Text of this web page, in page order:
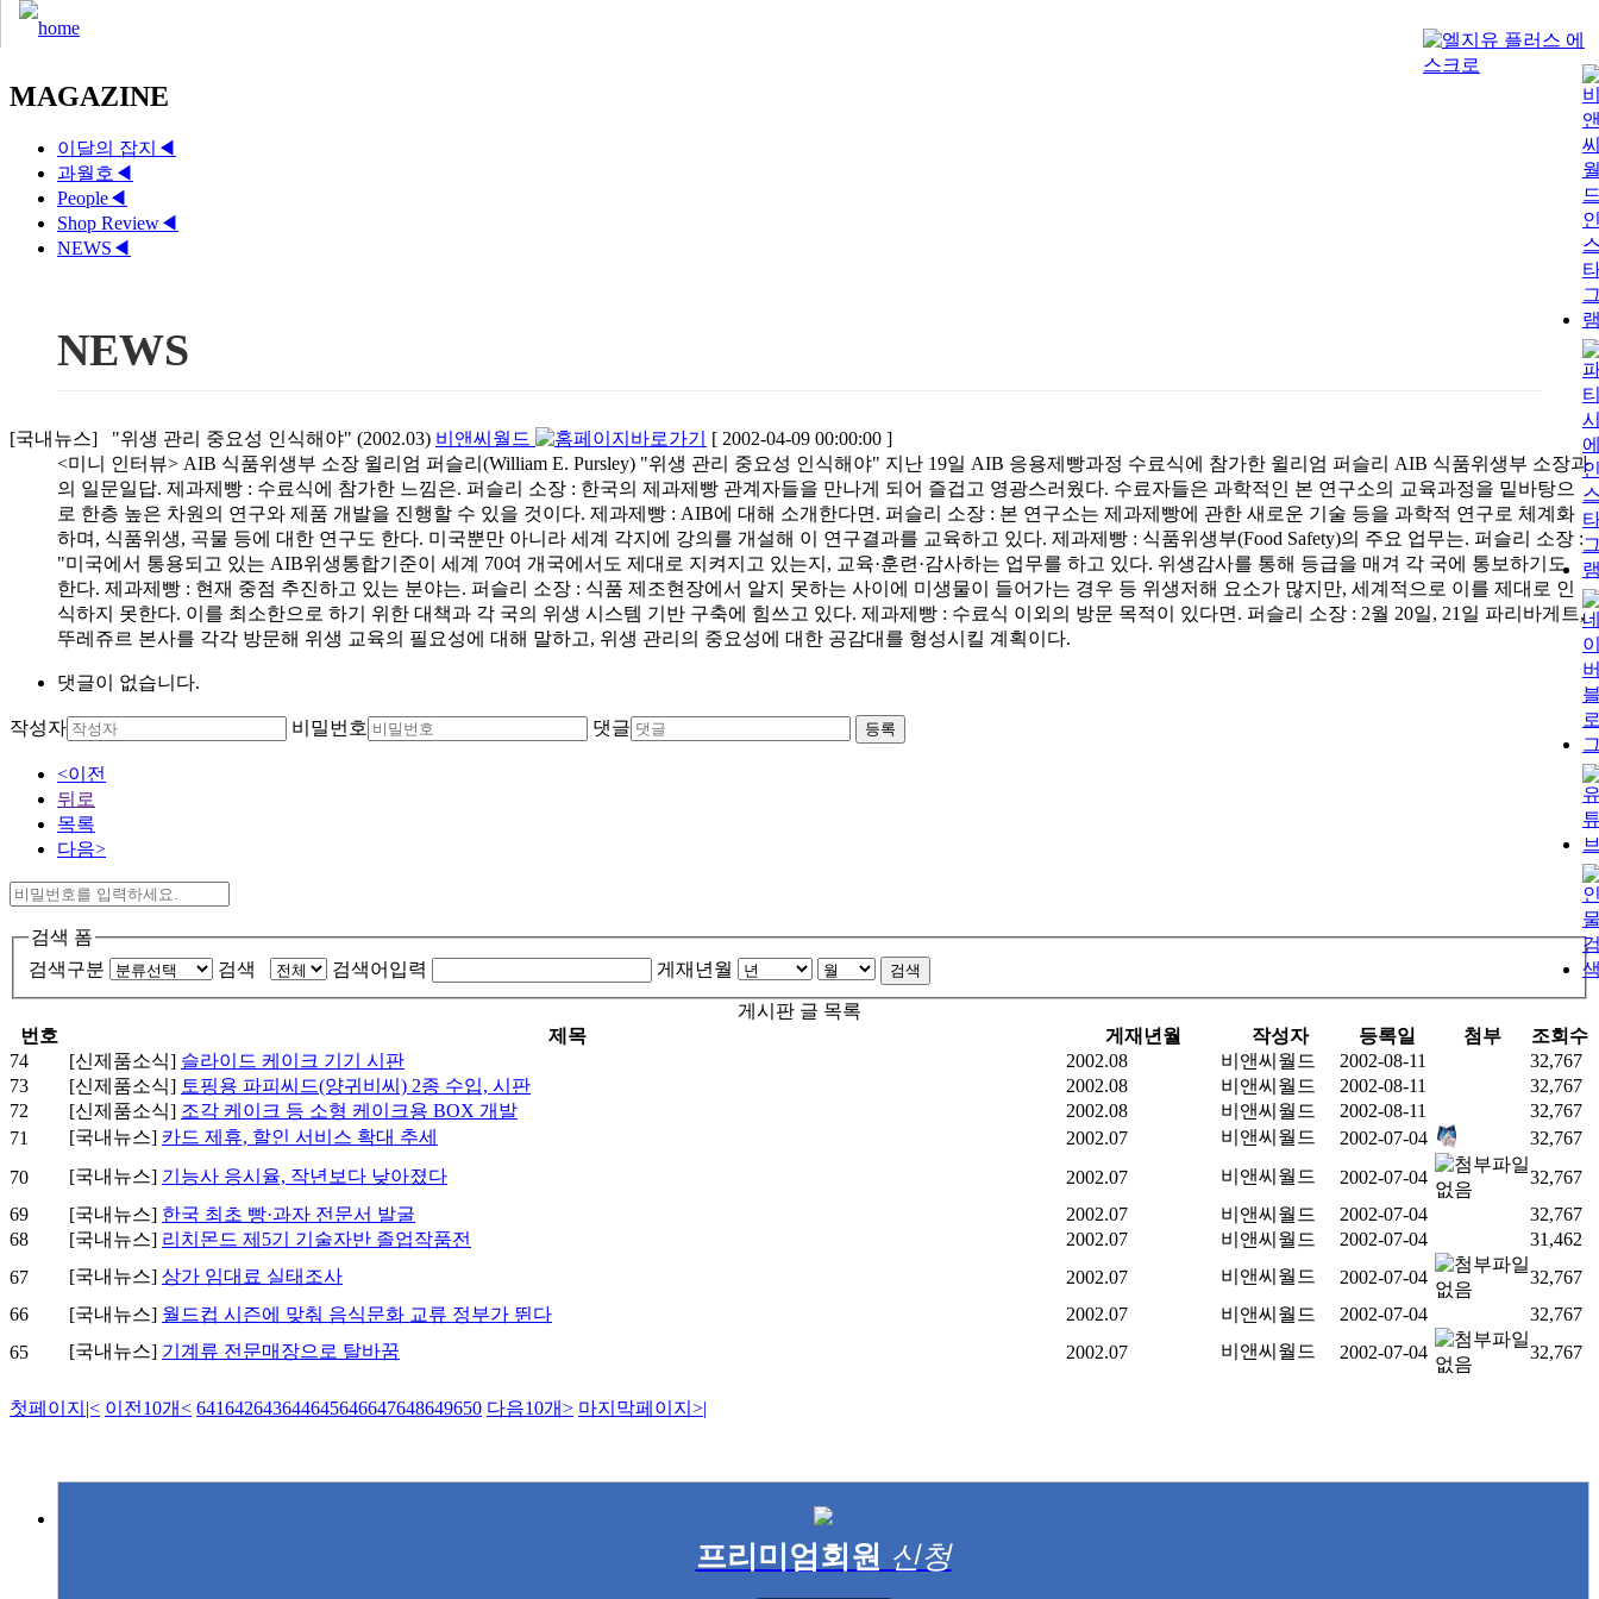
MAGAZINE
이달의 잡지 ◀
과월호 ◀
People◀
Shop Review◀
NEWS ◀
NEWS
[국내뉴스] "위생 관리 중요성 인식해야" (2002.03) 비앤씨월드
[ 2002-04-09 00:00:00 ]
<미니 인터뷰> AIB 식품위생부 소장 윌리엄 퍼슬리(William E. Pursley) "위생 관리 중요성 인식해야" 지난 19일 AIB 응용제빵과정 수료식에 참가한 윌리엄 퍼슬리 AIB 식품위생부 소장과
의 일문일답. 제과제빵 : 수료식에 참가한 느낌은. 퍼슬리 소장 : 한국의 제과제빵 관계자들을 만나게 되어 즐겁고 영광스러웠다. 수료자들은 과학적인 본 연구소의 교육과정을 밑바탕으
로 한층 높은 차원의 연구와 제품 개발을 진행할 수 있을 것이다. 제과제빵 : AIB에 대해 소개한다면. 퍼슬리 소장 : 본 연구소는 제과제빵에 관한 새로운 기술 등을 과학적 연구로 체계화
하며, 식품위생, 곡물 등에 대한 연구도 한다. 미국뿐만 아니라 세계 각지에 강의를 개설해 이 연구결과를 교육하고 있다. 제과제빵 : 식품위생부(Food Safety)의 주요 업무는. 퍼슬리 소장 :
"미국에서 통용되고 있는 AIB위생통합기준이 세계 70여 개국에서도 제대로 지켜지고 있는지, 교육·훈련·감사하는 업무를 하고 있다. 위생감사를 통해 등급을 매겨 각 국에 통보하기도
한다. 제과제빵 : 현재 중점 추진하고 있는 분야는. 퍼슬리 소장 : 식품 제조현장에서 알지 못하는 사이에 미생물이 들어가는 경우 등 위생저해 요소가 많지만, 세계적으로 이를 제대로 인
식하지 못한다. 이를 최소한으로 하기 위한 대책과 각 국의 위생 시스템 기반 구축에 힘쓰고 있다. 제과제빵 : 수료식 이외의 방문 목적이 있다면. 퍼슬리 소장 : 2월 20일, 21일 파리바게트,
뚜레쥬르 본사를 각각 방문해 위생 교육의 필요성에 대해 말하고, 위생 관리의 중요성에 대한 공감대를 형성시킬 계획이다.
댓글이 없습니다.
작성자 비밀번호 댓글 등록
<이전
뒤로
목록
다음>
검색 폼
검색구분
검색 검색어입력 게재년월 검색
게시판 글 목록
번호
제목 게재년월 작성자 등록일 첨부
조회수
74
[신제품소식] 슬라이드 케이크 기기 시판 2002.08 비앤씨월드 2002-08-11
32,767
73
[신제품소식] 토핑용 파피씨드(양귀비씨) 2종 수입, 시판 2002.08 비앤씨월드 2002-08-11
32,767
72
[신제품소식] 조각 케이크 등 소형 케이크용 BOX 개발 2002.08 비앤씨월드 2002-08-11
32,767
71
[국내뉴스] 카드 제휴, 할인 서비스 확대 추세 2002.07 비앤씨월드 2002-07-04
32,767
70
[국내뉴스] 기능사 응시율, 작년보다 낮아졌다 2002.07 비앤씨월드 2002-07-04
32,767
69
[국내뉴스] 한국 최초 빵·과자 전문서 발굴 2002.07 비앤씨월드 2002-07-04
32,767
68
[국내뉴스] 리치몬드 제5기 기술자반 졸업작품전 2002.07 비앤씨월드 2002-07-04
31,462
67
[국내뉴스] 상가 임대료 실태조사 2002.07 비앤씨월드 2002-07-04
32,767
66
[국내뉴스] 월드컵 시즌에 맞춰 음식문화 교류 정부가 뛴다 2002.07 비앤씨월드 2002-07-04
32,767
65
[국내뉴스] 기계류 전문매장으로 탈바꿈 2002.07 비앤씨월드 2002-07-04 32,767
첫페이지 |< 이전10개< 641642643644645646647648649650 다음10개> 마지막페이지 >|
프리미엄회원 신청